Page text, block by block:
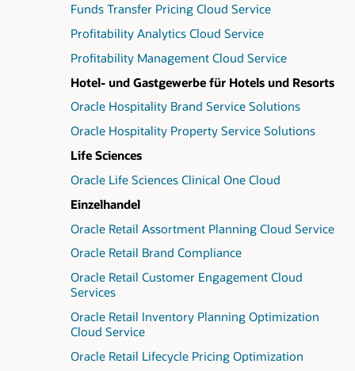
Funds Transfer Pricing Cloud Service
Profitability Analytics Cloud Service
Profitability Management Cloud Service
Hotel- und Gastgewerbe für Hotels und Resorts
Oracle Hospitality Brand Service Solutions
Oracle Hospitality Property Service Solutions
Life Sciences
Oracle Life Sciences Clinical One Cloud
Einzelhandel
Oracle Retail Assortment Planning Cloud Service
Oracle Retail Brand Compliance
Oracle Retail Customer Engagement Cloud
Services
Oracle Retail Inventory Planning Optimization
Cloud Service
Oracle Retail Lifecycle Pricing Optimization